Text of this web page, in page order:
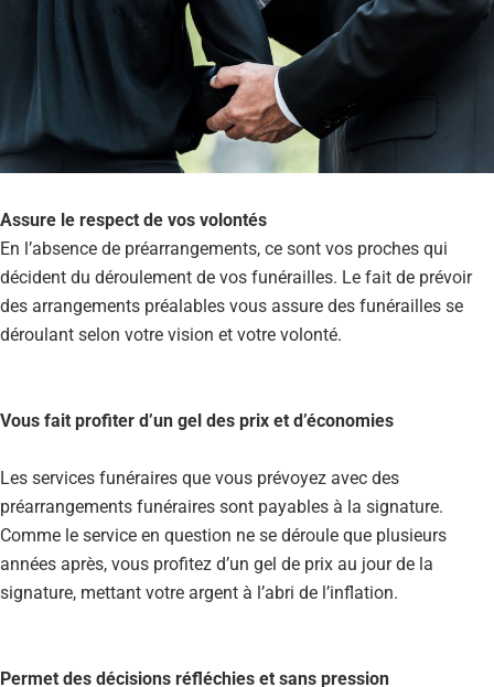
Assure le respect de vos volontés
En l’absence de préarrangements, ce sont vos proches qui
décident du déroulement de vos funérailles. Le fait de prévoir
des arrangements préalables vous assure des funérailles se
déroulant selon votre vision et votre volonté.
Vous fait profiter d’un gel des prix et d’économies
Les services funéraires que vous prévoyez avec des
préarrangements funéraires sont payables à la signature.
Comme le service en question ne se déroule que plusieurs
années après, vous profitez d’un gel de prix au jour de la
signature, mettant votre argent à l’abri de l’inflation.
Permet des décisions réfléchies et sans pression